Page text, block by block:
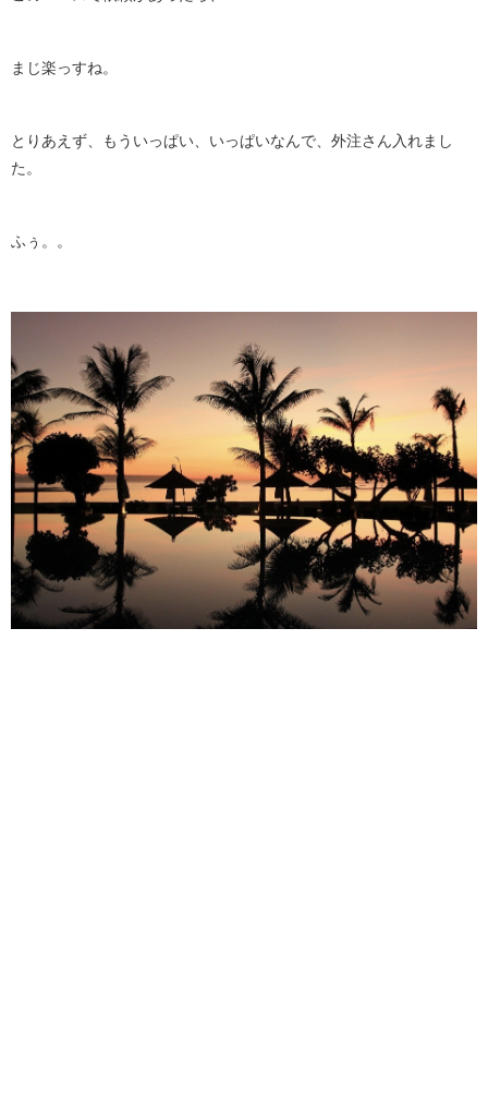
まじ楽っすね。
とりあえず、もういっぱい、いっぱいなんで、外注さん入れまし
た。
ふぅ。。